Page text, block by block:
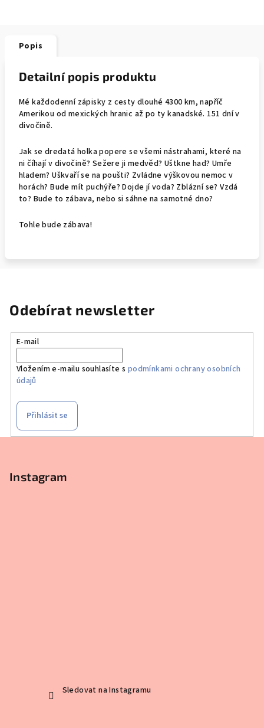
Popis
Detailní popis produktu
Mé každodenní zápisky z cesty dlouhé 4300 km, napříč
Amerikou od mexických hranic až po ty kanadské. 151 dní v
divočině.
Jak se dredatá holka popere se všemi nástrahami, které na
ni číhají v divočině? Sežere ji medvěd? Uštkne had? Umře
hladem? Uškvaří se na poušti? Zvládne výškovou nemoc v
horách? Bude mít puchýře? Dojde jí voda? Zblázní se? Vzdá
to? Bude to zábava, nebo si sáhne na samotné dno?
Tohle bude zábava!
Odebírat newsletter
E-mail
Vložením e-mailu souhlasíte s podmínkami ochrany osobních
údajů
Přihlásit se
Instagram
Sledovat na Instagramu